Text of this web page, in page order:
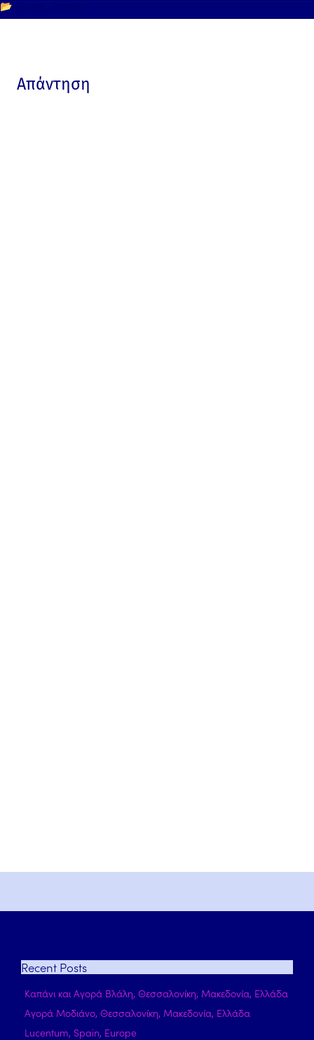
📂
Απάντηση
Recent Posts
Καπάνι και Αγορά Βλάλη, Θεσσαλονίκη, Μακεδονία, Ελλάδα
Αγορά Μοδιάνο, Θεσσαλονίκη, Μακεδονία, Ελλάδα
Lucentum, Spain, Europe